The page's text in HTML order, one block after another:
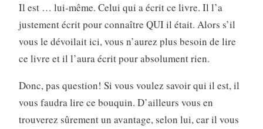
Il est … lui-même. Celui qui a écrit ce livre. Il l’a
justement écrit pour connaître QUI il était. Alors s’il
vous le dévoilait ici, vous n’aurez plus besoin de lire
ce livre et il l’aura écrit pour absolument rien.
Donc, pas question! Si vous voulez savoir qui il est, il
vous faudra lire ce bouquin. D’ailleurs vous en
trouverez sûrement un avantage, selon lui, car il vous